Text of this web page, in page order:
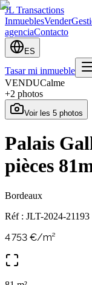
JL Transactions
InmueblesVender
agenciaContacto
ES
Tasar mi inmueble
VENDUCalme
+2 photos
Voir les 5 photos
Palais
pièces
Bordeaux
Réf : JLT-2024-21193
4 753 €/m²